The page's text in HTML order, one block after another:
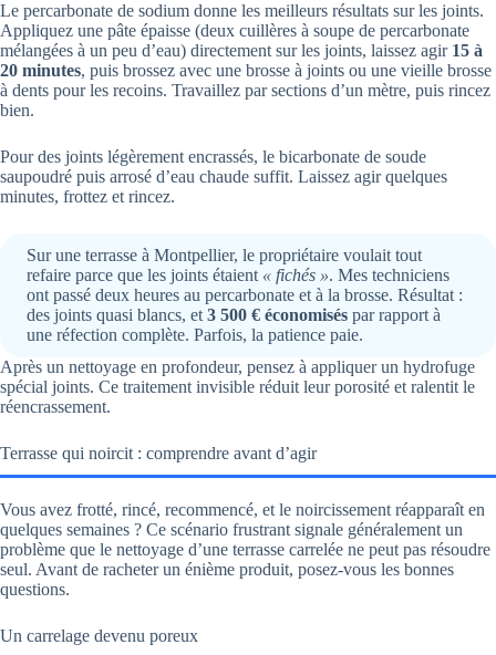
Le percarbonate de sodium donne les meilleurs résultats sur les joints.
Appliquez une pâte épaisse (deux cuillères à soupe de percarbonate
mélangées à un peu d’eau) directement sur les joints, laissez agir 15 à
20 minutes, puis brossez avec une brosse à joints ou une vieille brosse
à dents pour les recoins. Travaillez par sections d’un mètre, puis rincez
bien.
Pour des joints légèrement encrassés, le bicarbonate de soude
saupoudré puis arrosé d’eau chaude suffit. Laissez agir quelques
minutes, frottez et rincez.
Sur une terrasse à Montpellier, le propriétaire voulait tout
refaire parce que les joints étaient « fichés ». Mes techniciens
ont passé deux heures au percarbonate et à la brosse. Résultat :
des joints quasi blancs, et 3 500 € économisés par rapport à
une réfection complète. Parfois, la patience paie.
Après un nettoyage en profondeur, pensez à appliquer un hydrofuge
spécial joints. Ce traitement invisible réduit leur porosité et ralentit le
réencrassement.
Terrasse qui noircit : comprendre avant d’agir
Vous avez frotté, rincé, recommencé, et le noircissement réapparaît en
quelques semaines ? Ce scénario frustrant signale généralement un
problème que le nettoyage d’une terrasse carrelée ne peut pas résoudre
seul. Avant de racheter un énième produit, posez-vous les bonnes
questions.
Un carrelage devenu poreux